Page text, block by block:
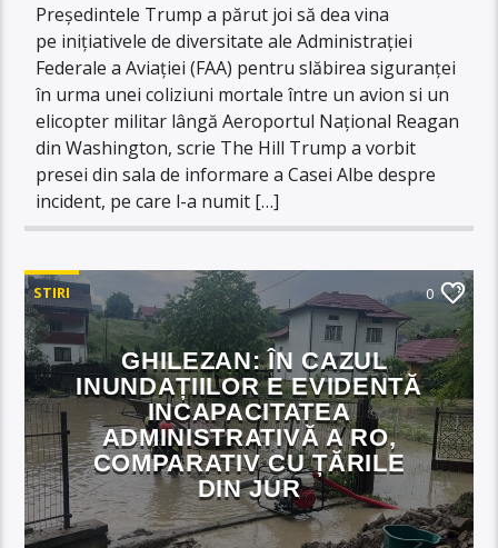
Președintele Trump a părut joi să dea vina
pe inițiativele de diversitate ale Administrației
Federale a Aviației (FAA) pentru slăbirea siguranței
în urma unei coliziuni mortale între un avion si un
elicopter militar lângă Aeroportul Național Reagan
din Washington, scrie The Hill Trump a vorbit
presei din sala de informare a Casei Albe despre
incident, pe care l-a numit […]
STIRI 0
GHILEZAN: ÎN CAZUL
INUNDAȚIILOR E EVIDENTĂ
INCAPACITATEA
ADMINISTRATIVĂ A RO,
COMPARATIV CU ȚĂRILE
DIN JUR